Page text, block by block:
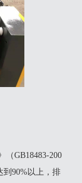
（GB18483-200
到90%以上，排